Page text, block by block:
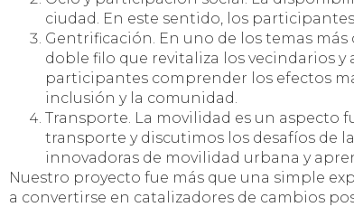
ciudad. En este sentido, los
Gentrificación. En uno de los temas
doble filo que revitaliza los vecindarios
participantes comprender los efectos
inclusión y la comunidad.
Transporte. La movilidad es un aspecto
transporte y discutimos los desafíos de
innovadoras de movilidad urbana y
Nuestro proyecto fue más que una simple
a convertirse en catalizadores de cambios